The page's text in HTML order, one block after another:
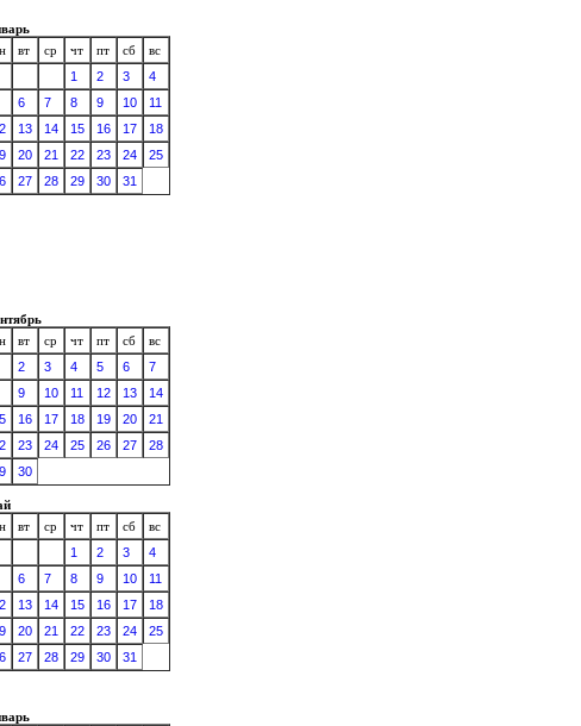
вт ср чт пт сб
вс
1
2 3
4
6 7 8 9 10
11
13 14 15 16 17
18
20 21 22 23 24
25
27 28 29 30 31
вт ср чт пт сб
вс
2 3 4 5 6
7
9 10 11 12 13
14
16 17 18 19 20
21
23 24 25 26 27
28
30
вт ср чт пт сб
вс
1
2 3
4
6 7 8 9 10
11
13 14 15 16 17
18
20 21 22 23 24
25
27 28 29 30 31